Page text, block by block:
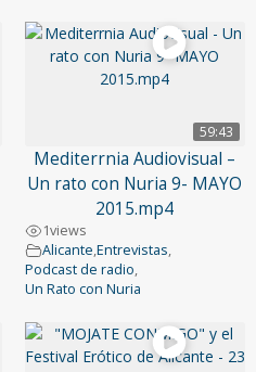
59:43
Mediterrnia Audiovisual –
Un rato con Nuria 9- MAYO
2015.mp4
1views
Alicante,Entrevistas,
Podcast de radio,
Un Rato con Nuria